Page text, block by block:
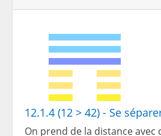
12.1.4 (12 > 42) - Se
On prend de la distance